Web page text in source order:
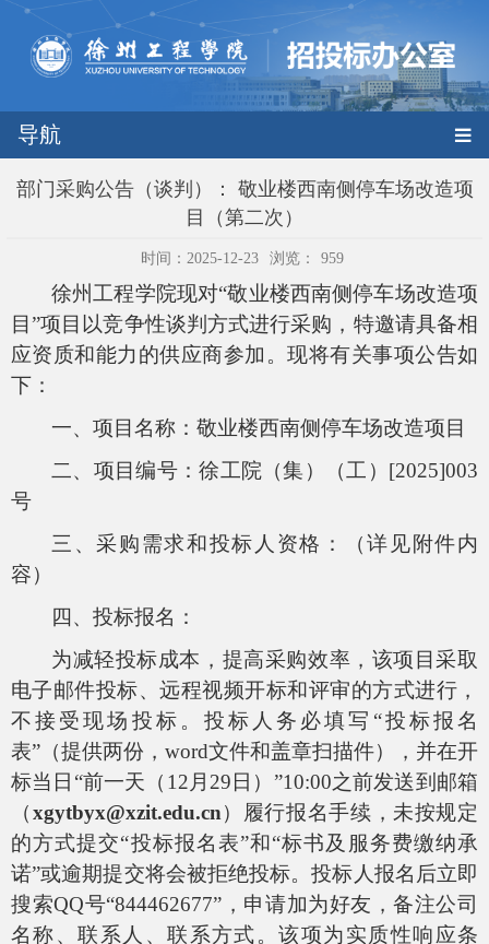
导航
部门采购公告（谈判）： 敬业楼西南侧停车场改造项
目（第二次）
时间：2025-12-23 浏览： 959
徐州工程学院现对“敬业楼西南侧停车场改造项
目”项目以竞争性谈判方式进行采购，特邀请具备相
应资质和能力的供应商参加。现将有关事项公告如
下：
一、项目名称：敬业楼西南侧停车场改造项目
二、项目编号：徐工院（集）（工）[2025]003
号
三、采购需求和投标人资格：（详见附件内
容）
四、投标报名：
为减轻投标成本，提高采购效率，该项目采取
电子邮件投标、远程视频开标和评审的方式进行，
不接受现场投标。投标人务必填写“投标报名
表”（提供两份，word文件和盖章扫描件），并在开
标当日“前一天（12月29日）”10:00之前发送到邮箱
（xgytbyx@xzit.edu.cn）履行报名手续，未按规定
的方式提交“投标报名表”和“标书及服务费缴纳承
诺”或逾期提交将会被拒绝投标。投标人报名后立即
搜索QQ号“844462677”，申请加为好友，备注公司
名称、联系人、联系方式。该项为实质性响应条